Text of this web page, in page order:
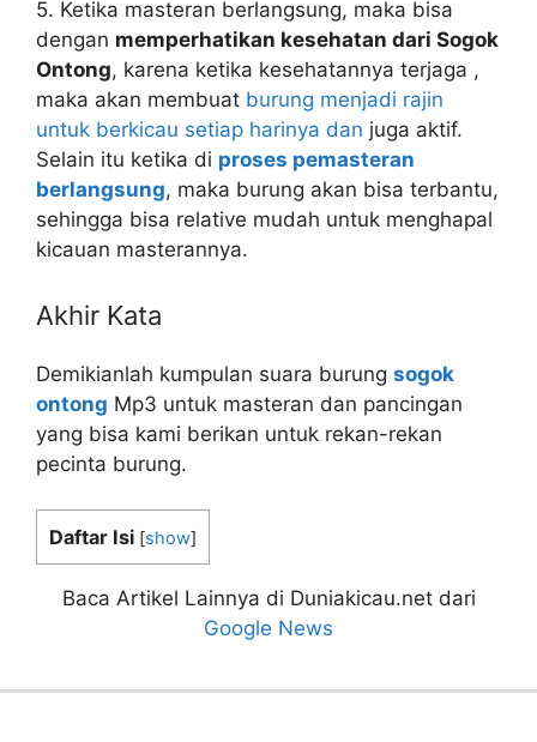
5. Ketika masteran berlangsung, maka bisa
dengan memperhatikan kesehatan dari Sogok
Ontong, karena ketika kesehatannya terjaga ,
maka akan membuat burung menjadi rajin
untuk berkicau setiap harinya dan juga aktif.
Selain itu ketika di proses pemasteran
berlangsung, maka burung akan bisa terbantu,
sehingga bisa relative mudah untuk menghapal
kicauan masterannya.
Akhir Kata
Demikianlah kumpulan suara burung sogok
ontong Mp3 untuk masteran dan pancingan
yang bisa kami berikan untuk rekan-rekan
pecinta burung.
Daftar Isi [show]
Baca Artikel Lainnya di Duniakicau.net dari
Google News